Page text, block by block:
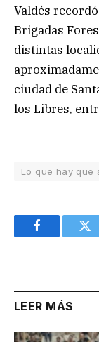
Valdés
Brigadas
distintas
ciudad de
los Libres,
Lo que hay que
Facebook
LEER MÁS